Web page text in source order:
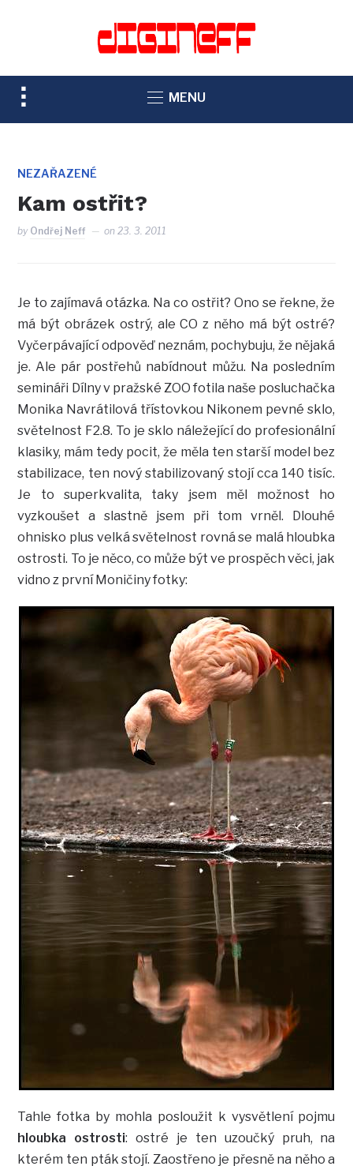
TOGGLE
SIDEBAR
NAVIGATION
MENU
NEZAŘAZENÉ
Kam ostřit?
by Ondřej Neff on23. 3. 2011
Je to zajímavá otázka. Na co ostřit? Ono se řekne, že
má být obrázek ostrý, ale CO z něho má být ostré?
Vyčerpávající odpověď neznám, pochybuju, že nějaká
je. Ale pár postřehů nabídnout můžu. Na posledním
semináři Dílny v pražské ZOO fotila naše posluchačka
Monika Navrátilová třístovkou Nikonem pevné sklo,
světelnost F2.8. To je sklo náležející do profesionální
klasiky, mám tedy pocit, že měla ten starší model bez
stabilizace, ten nový stabilizovaný stojí cca 140 tisíc.
Je to superkvalita, taky jsem měl možnost ho
vyzkoušet a slastně jsem při tom vrněl. Dlouhé
ohnisko plus velká světelnost rovná se malá hloubka
ostrosti. To je něco, co může být ve prospěch věci, jak
vidno z první Moničiny fotky:
Tahle fotka by mohla posloužit k vysvětlení pojmu
hloubka ostrosti: ostré je ten uzoučký pruh, na
kterém ten pták stojí. Zaostřeno je přesně na něho a